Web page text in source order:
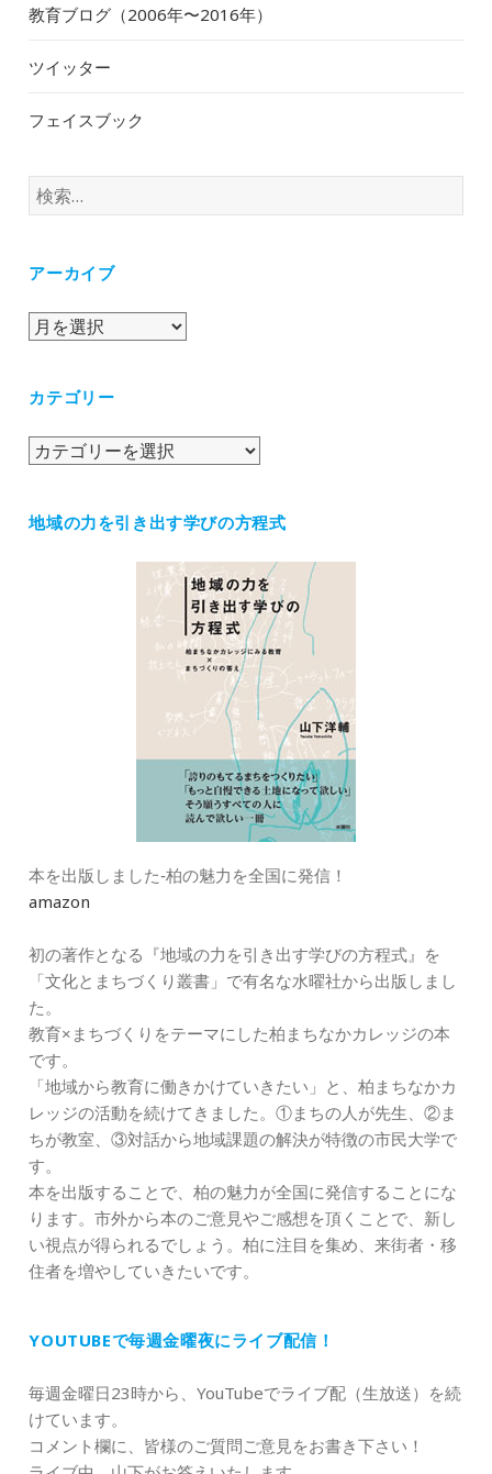
教育ブログ（2006年〜2016年）
ツイッター
フェイスブック
検
索:
アーカイブ
ア
イ
カテゴリー
カ
リ
地域の力を引き出す学びの方程式
本を出版しました‐柏の魅力を全国に発信！
amazon
初の著作となる『地域の力を引き出す学びの方程式』を
「文化とまちづくり叢書」で有名な水曜社から出版しまし
た。
教育×まちづくりをテーマにした柏まちなかカレッジの本
です。
「地域から教育に働きかけていきたい」と、柏まちなかカ
レッジの活動を続けてきました。①まちの人が先生、②ま
ちが教室、③対話から地域課題の解決が特徴の市民大学で
す。
本を出版することで、柏の魅力が全国に発信することにな
ります。市外から本のご意見やご感想を頂くことで、新し
い視点が得られるでしょう。柏に注目を集め、来街者・移
住者を増やしていきたいです。
YOUTUBEで毎週金曜夜にライブ配信！
毎週金曜日23時から、YouTubeでライブ配（生放送）を続
けています。
コメント欄に、皆様のご質問ご意見をお書き下さい！